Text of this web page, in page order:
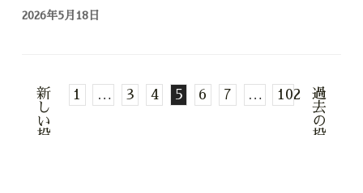
2026年5月18日
新
し
い
投
1 … 3 4 5 6 7 … 102
過
去
の
投